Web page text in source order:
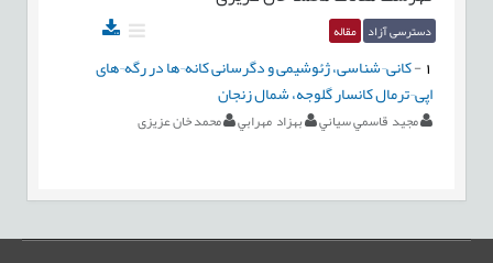
دسترسی آزاد مقاله
-کانی¬شناسی، ژئوشیمی و دگرسانی کانه¬ها در رگه¬های
اپی¬ترمال کانسار گلوجه، شمال زنجان
مجيد قاسمي سياني بهزاد مهرابي محمد خان عزیزی